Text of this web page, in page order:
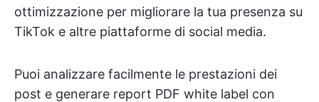
ottimizzazione per migliorare la tua presenza su
TikTok e altre piattaforme di social media.
Puoi analizzare facilmente le prestazioni dei
post e generare report PDF white label con